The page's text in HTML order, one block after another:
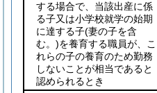
する場合で、当該出産に係
る子又は小学校就学の始期
に達する子(妻の子を含
む。)を養育する職員が、こ
れらの子の養育のため勤務
しないことが相当であると
認められるとき